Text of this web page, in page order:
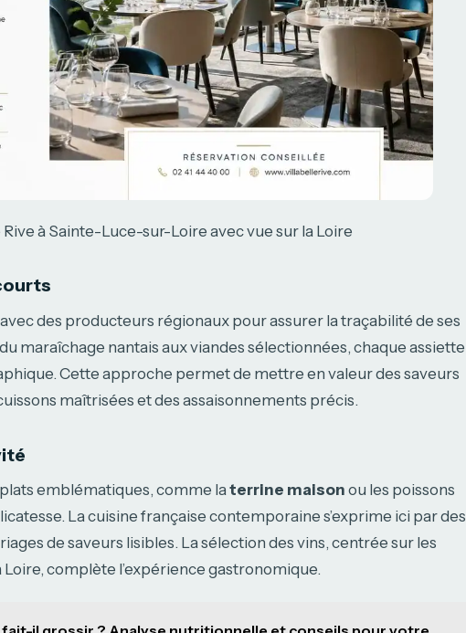
à Sainte-Luce-sur-Loire avec vue sur la Loire
des producteurs régionaux pour assurer la traçabilité de ses
maraîchage nantais aux viandes sélectionnées, chaque assiette
Cette approche permet de mettre en valeur des saveurs
maîtrisées et des assaisonnements précis.
emblématiques, comme laterrine maison ou les poissons
La cuisine française contemporaine s’exprime ici par des
de saveurs lisibles. La sélection des vins, centrée sur les
Loire, complète l’expérience gastronomique.